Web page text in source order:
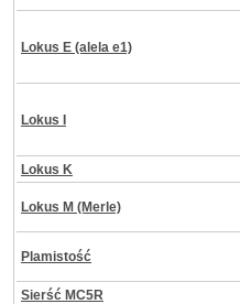
Lokus E (alela e1)
Lokus I
Lokus K
Lokus M (Merle)
Plamistość
Sierść MC5R